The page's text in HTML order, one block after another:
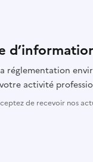
réglementation
activité
de recevoir nos